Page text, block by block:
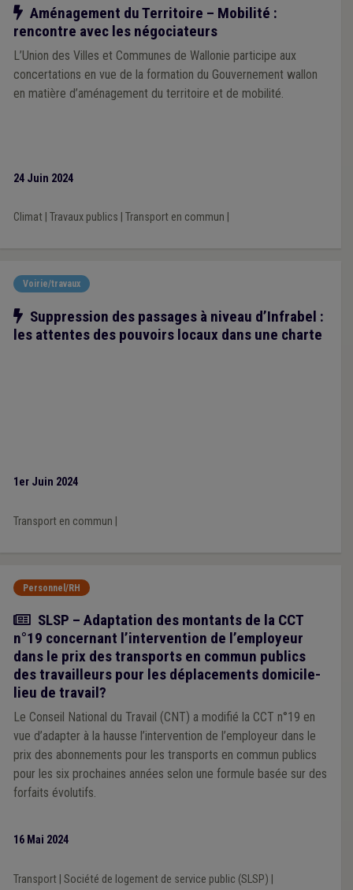
Notre action
Aménagement du Territoire – Mobilité :
rencontre avec les négociateurs
L’Union des Villes et Communes de Wallonie participe aux
concertations en vue de la formation du Gouvernement wallon
en matière d’aménagement du territoire et de mobilité.
24 Juin 2024
Climat| Travaux publics Transport en commun
Voirie/travaux
Notre action
Suppression des passages à niveau d’Infrabel :
les attentes des pouvoirs locaux dans une charte
1er Juin 2024
Transport en commun
Personnel/RH
Actualité
SLSP – Adaptation des montants de la CCT
n°19 concernant l’intervention de l’employeur
dans le prix des transports en commun publics
des travailleurs pour les déplacements domicile-
lieu de travail?
Le Conseil National du Travail (CNT) a modifié la CCT n°19 en
vue d’adapter à la hausse l’intervention de l’employeur dans le
prix des abonnements pour les transports en commun publics
pour les six prochaines années selon une formule basée sur des
forfaits évolutifs.
16 Mai 2024
Transport| Société de logement de service public (SLSP)